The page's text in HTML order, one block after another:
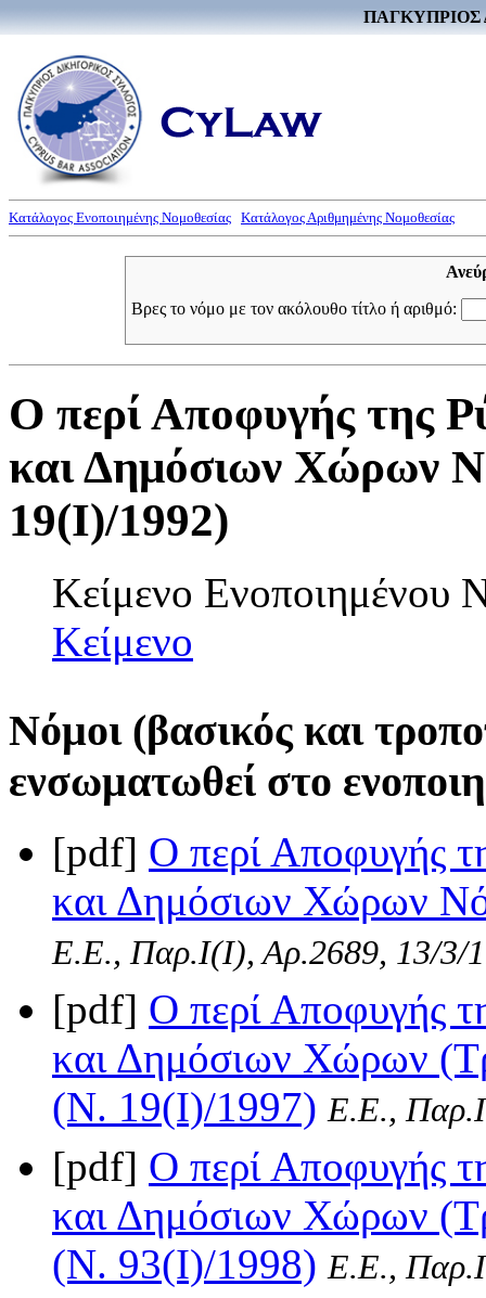
ΠΑΓΚΥΠΡΙΟΣ
Κατάλογος Ενοποιημένης Νομοθεσίας Κατάλογος Αριθμημένης Νομοθεσίας
Βρες το νόμο με τον ακόλουθο τίτλο ή αριθμό:
Ο περί Αποφυγής της
και Δημόσιων Χώρων
19(I)/1992)
Κείμενο
Κείμενο
Νόμοι (βασικός και
ενσωματωθεί στο
[pdf] Ο περί Αποφυγής
και Δημόσιων Χώρων
Ε.Ε., Παρ.Ι(I), Αρ.2689, 13/3/
[pdf] Ο περί Αποφυγής
και Δημόσιων Χώρων
(Ν. 19(I)/1997) Ε.Ε.,
[pdf] Ο περί Αποφυγής
και Δημόσιων Χώρων
(Ν. 93(I)/1998) Ε.Ε.,